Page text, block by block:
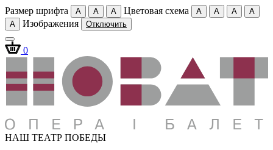
Размер шрифта A A A Цветовая схема A A A
A
A
Изображения Отключить
0
НАШ ТЕАТР ПОБЕДЫ